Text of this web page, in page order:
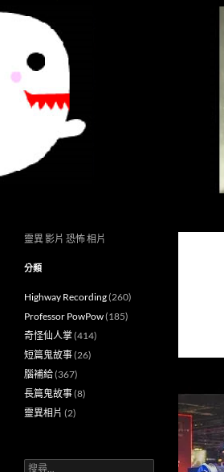
靈異 影片 恐怖 相片
分類
Highway Recording(260)
Professor PowPow(185)
奇怪仙人掌(414)
短篇鬼故事(26)
腦補給(367)
長篇鬼故事(8)
靈異相片 (2)
搜